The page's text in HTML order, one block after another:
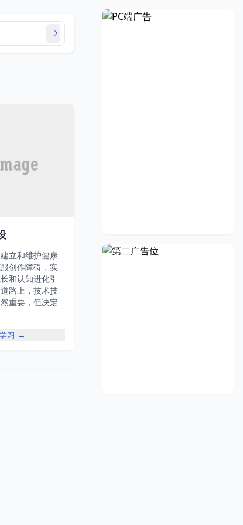
立和维护健康
创作障碍，实
和认知进化引
路上，技术技
重要，但决定
习 →